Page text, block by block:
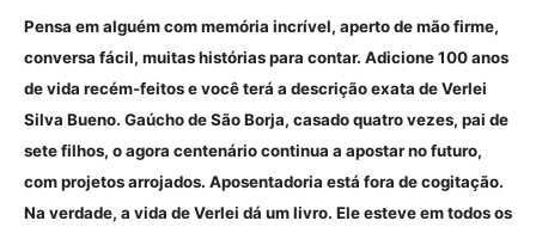
Pensa em alguém com memória incrível, aperto de mão firme,
conversa fácil, muitas histórias para contar. Adicione 100 anos
de vida recém-feitos e você terá a descrição exata de Verlei
Silva Bueno. Gaúcho de São Borja, casado quatro vezes, pai de
sete filhos, o agora centenário continua a apostar no futuro,
com projetos arrojados. Aposentadoria está fora de cogitação.
Na verdade, a vida de Verlei dá um livro. Ele esteve em todos os